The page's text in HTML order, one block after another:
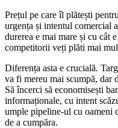
Prețul pe care îl plătești
urgența și intentul comercial
durerea e mai mare și cu cât
competitorii veți plăti mai
Diferența asta e crucială.
va fi mereu mai scumpă, dar
Să încerci să economisești
informaționale, cu intent
umple pipeline-ul cu oameni
de a cumpăra.